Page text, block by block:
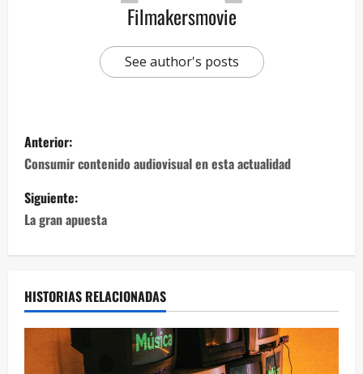
Filmakersmovie
See author's posts
Anterior:
Consumir contenido audiovisual en esta actualidad
Siguiente:
La gran apuesta
HISTORIAS RELACIONADAS